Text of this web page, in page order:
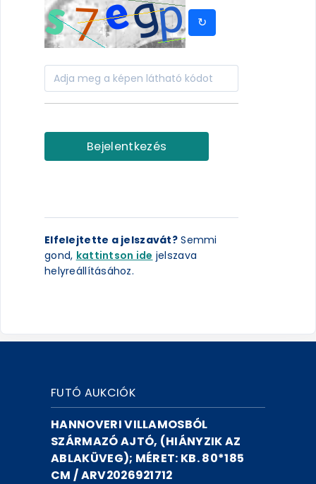
↻
Bejelentkezés
Elfelejtette a jelszavát? Semmi
gond, kattintson ide jelszava
helyreállításához.
FUTÓ AUKCIÓK
HANNOVERI VILLAMOSBÓL
SZÁRMAZÓ AJTÓ, (HIÁNYZIK AZ
ABLAKÜVEG); MÉRET: KB. 80*185
CM / ARV2026921712